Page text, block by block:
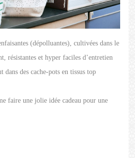
(dépolluantes), cultivées dans le
résistantes et hyper faciles d’entretien
des cache-pots en tissus top
faire une jolie idée cadeau pour une